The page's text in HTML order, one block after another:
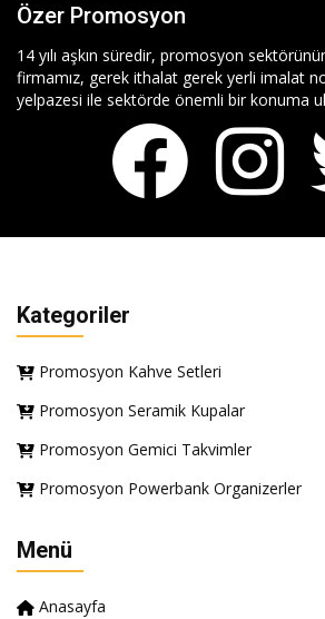
Özer Promosyon
14 yılı aşkın süredir, promosyon
firmamız, gerek ithalat gerek yerli imalat
yelpazesi ile sektörde önemli bir konuma
Kategoriler
Promosyon Kahve Setleri
Promosyon Seramik Kupalar
Promosyon Gemici Takvimler
Promosyon Powerbank Organizerler
Menü
Anasayfa